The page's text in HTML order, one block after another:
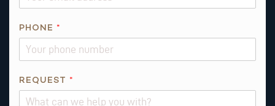
E
E
PHONE *
REQUEST *